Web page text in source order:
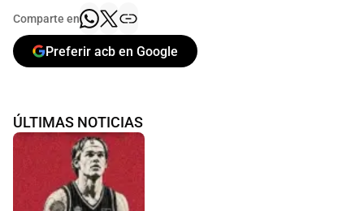
Comparte en
Preferir acb en Google
ÚLTIMAS NOTICIAS